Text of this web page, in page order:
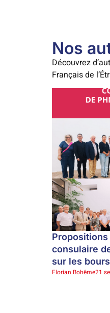
Nos
Découvrez
Français de
consulaire
sur les
Florian Bohême21